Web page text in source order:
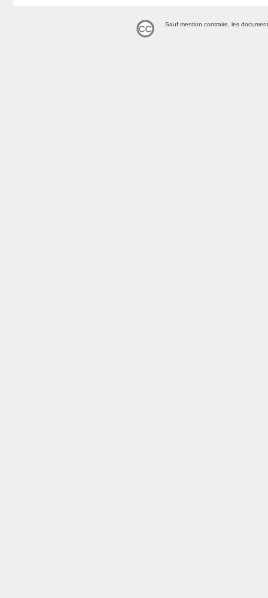
Sauf mention contraire, les